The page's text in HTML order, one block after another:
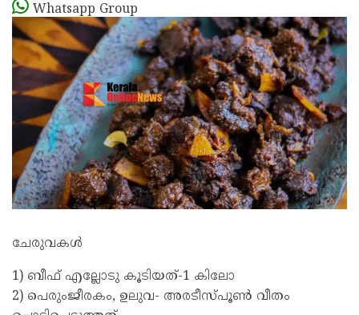
Whatsapp Group
ചേരുവകൾ
1) ബീഫ് എല്ലോടു കൂടിയത്-1 കിലോ
2) ​പെരുംജീരകം, ഉലുവ- അരടീസ്പൂൺ വീതം